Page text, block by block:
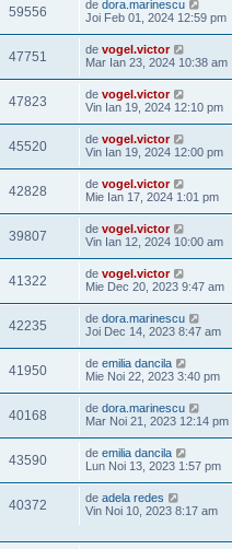
59556 de dora.marinescu
Joi Feb 01, 2024 12:59 pm
47751 de vogel.victor
Mar Ian 23, 2024 10:38 am
47823 de vogel.victor
Vin Ian 19, 2024 12:10 pm
45520 de vogel.victor
Vin Ian 19, 2024 12:00 pm
42828 de vogel.victor
Mie Ian 17, 2024 1:01 pm
39807 de vogel.victor
Vin Ian 12, 2024 10:00 am
41322 de vogel.victor
Mie Dec 20, 2023 9:47 am
42235 de dora.marinescu
Joi Dec 14, 2023 8:47 am
41950 de emilia dancila
Mie Noi 22, 2023 3:40 pm
40168 de dora.marinescu
Mar Noi 21, 2023 12:14 pm
43590 de emilia dancila
Lun Noi 13, 2023 1:57 pm
40372 de adela redes
Vin Noi 10, 2023 8:17 am